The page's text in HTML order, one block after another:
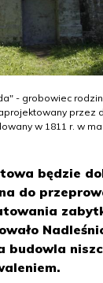
- grobowiec
przez
w 1811 r. w
będzie
do
budowla